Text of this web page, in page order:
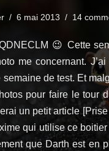
6 mai 2013 14
😉 Cette
me concernant.
de test. Et
pour faire le tour
un petit article
qui utilise ce
que Darth est en